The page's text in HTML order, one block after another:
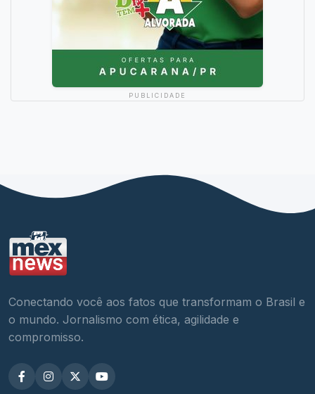
PUBLICIDADE
Conectando você aos fatos que transformam o Brasil e
o mundo. Jornalismo com ética, agilidade e
compromisso.